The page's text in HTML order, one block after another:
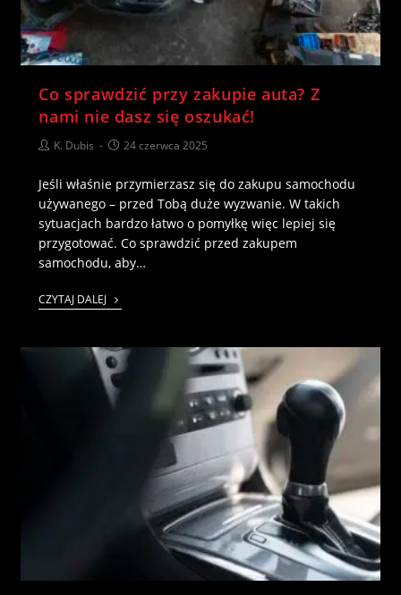
Co sprawdzić przy zakupie auta? Z
nami nie dasz się oszukać!
K. Dubis 24 czerwca 2025
Jeśli właśnie przymierzasz się do zakupu samochodu
używanego – przed Tobą duże wyzwanie. W takich
sytuacjach bardzo łatwo o pomyłkę więc lepiej się
przygotować. Co sprawdzić przed zakupem
samochodu, aby…
CZYTAJ DALEJ